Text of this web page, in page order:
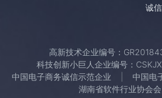
诚
高新技术企业编号：
科技创新小巨人企业编号：
中国电子商务诚信示范企业
中国电
湖南省软件行业协会